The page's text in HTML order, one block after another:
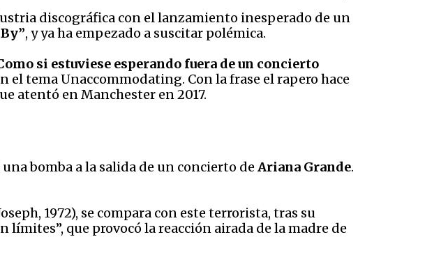
discográfica con el lanzamiento inesperado de un
, y ya ha empezado a suscitar polémica.
si estuviese esperando fuera de un concierto
el tema Unaccommodating. Con la frase el rapero hace
atentó en Manchester en 2017.
bomba a la salida de un concierto de Ariana Grande.
1972), se compara con este terrorista, tras su
que provocó la reacción airada de la madre de